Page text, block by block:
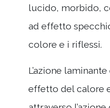
lucido, morbido,
ad effetto
colore e i riflessi.
L’azione
effetto del calore